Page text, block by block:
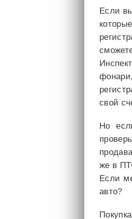
Если
свой
Но
же в
Если
авто?